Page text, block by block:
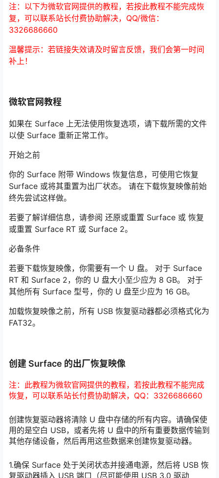
注：以下为微软官网提供的教程，若按此教程不能完成恢
复，可以联系站长付费协助解决，QQ/微信：
3326686660
温馨提示：若链接失效请及时留言反馈，我们会第一时间
补上！
微软官网教程
如果在 Surface 上无法使用恢复选项，请下载所需的文件
以使 Surface 重新正常工作。
开始之前
你的 Surface 附带 Windows 恢复信息，可使用它恢复
Surface 或将其重置为出厂状态。 请在下载恢复映像前始
终先尝试这样做。
若要了解详细信息，请参阅 还原或重置 Surface 或 恢复
或重置 Surface RT 或 Surface 2。
必备条件
若要下载恢复映像，你需要有一个 U 盘。 对于 Surface
RT 和 Surface 2，你的 U 盘大小至少应为 8 GB。 对于
其他所有 Surface 型号，你的 U 盘至少应为 16 GB。
加载恢复映像之前，所有 USB 恢复驱动器都必须格式化为
FAT32。
创建 Surface 的出厂恢复映像
注：此教程为微软官网提供的教程，若按此教程不能完成
恢复，可以联系站长付费协助解决，QQ：3326686660
创建恢复驱动器将清除 U 盘中存储的所有内容。请确保使
用的是空白 USB，或者先将 U 盘中的所有重要数据传输到
其他存储设备，然后再用这些数据来创建恢复驱动器。
1.确保 Surface 处于关闭状态并接通电源，然后将 USB 恢
复驱动器插入 USB 端口（尽可能使用 USB 3.0 驱动